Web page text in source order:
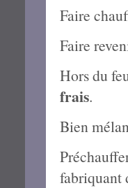
Faire
Faire
Hors du
frais.
Bien
fabriquant